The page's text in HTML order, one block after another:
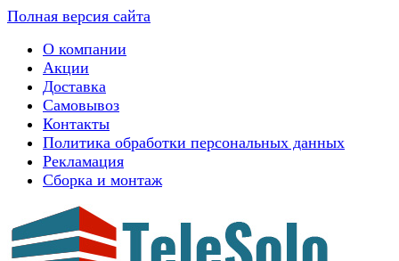
Полная версия сайта
О компании
Акции
Доставка
Самовывоз
Контакты
Политика обработки персональных данных
Рекламация
Сборка и монтаж